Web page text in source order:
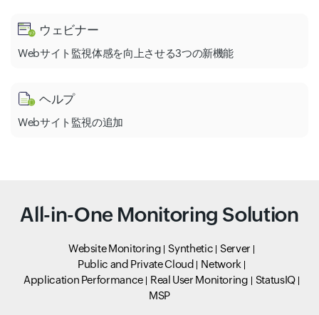
ウェビナー
Webサイト監視体感を向上させる3つの新機能
ヘルプ
Webサイト監視の追加
All-in-One Monitoring Solution
Website Monitoring Synthetic
Server
Public and Private Cloud
Network
Application Performance
Real User Monitoring
StatusIQ
MSP